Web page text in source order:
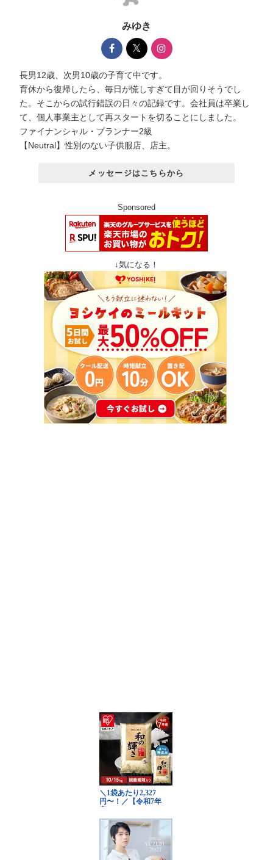
みゆき
長男12歳、次男10歳の子育て中です。
育休から復帰したら、毎日が慌しすぎて目が回りそうでし
た。そこからの試行錯誤の日々の記録です。会社員は卒業し
て、個人事業主として再スタートを切ることにしました。
ファイナンシャル・プランナー2級
【Neutral】性別のない子供服店、店主。
メッセージはこちらから
Sponsored
↓気になる！